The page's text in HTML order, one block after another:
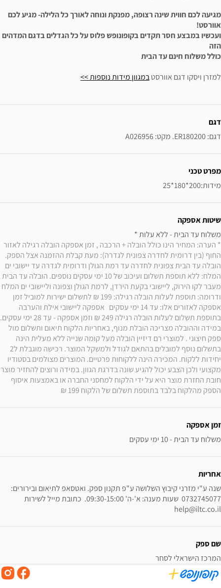
מגיעה לכם חווית שינה רצופה, מפנקת ונוחה לאורך כל הלילה- מגיע לכם
אוורסט!
ועכשיו במבצע חסר תקדים בקופונופש פלוס על כל הגדלים בדגם המדהים
הזה
כולל משלוח חינם עד הבית
למזרן ויסקו דגם אוורסטבמגוון מידות נוספות >>
דגם
דגם: ER180200. מקט: A026956
מפרט טכני
מידות:200*180*25
שיטות אספקה
משלוח עד הבית - ללא עלות *
הספק מהלקוח בלבד בתוספת תשלום של הלקוח 199 ₪
זמן אספקה
משלוח עד הבית - 10 ימי עסקים
אחריות
help@iltc.co.il
שם ספק
המרכז הישראלי לסחר